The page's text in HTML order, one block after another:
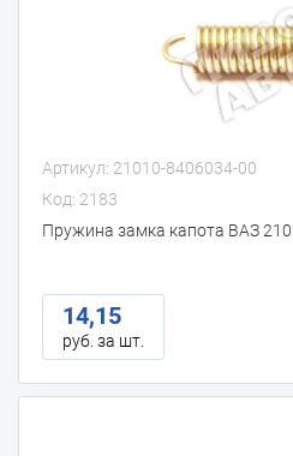
Артикул: 21010-8406034-00
Код: 2183
Пружина замка капота ВАЗ
14,15
руб. за шт.